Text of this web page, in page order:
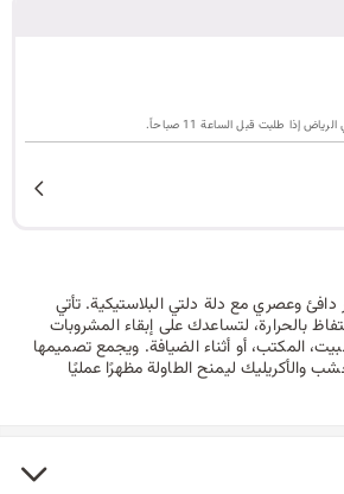
إذا طلبت قبل الساعة 11 صباحاً.
وعصري مع دلة دلتي البلاستيكية. تأتي
بالحرارة، لتساعدك على إبقاء المشروبات
المكتب، أو أثناء الضيافة. ويجمع تصميمها
والأكريليك ليمنح الطاولة مظهرًا عمليًا